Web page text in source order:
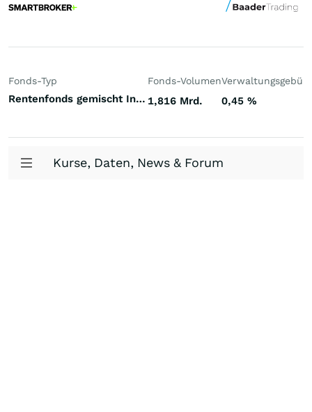
Fonds-Typ
Rentenfonds gemischt Investment Grade Welt Hartwährungen (Welt)
Fonds-Volumen
1,816 Mrd. 0,45 %
Kurse, Daten, News & Forum